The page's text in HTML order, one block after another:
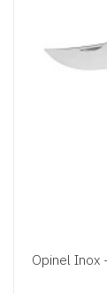
Opinel Inox